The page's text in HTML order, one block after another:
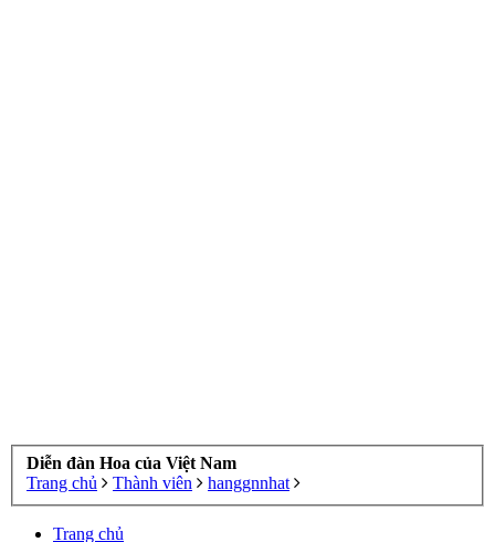
Diễn đàn Hoa của Việt Nam
Trang chủ
Thành viên hanggnnhat
Trang chủ